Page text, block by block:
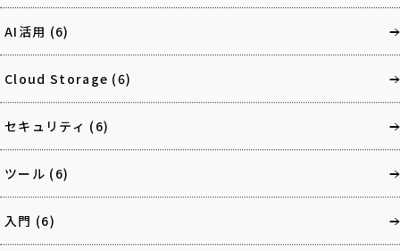
AI活用 (6)
Cloud Storage (6)
セキュリティ (6)
ツール (6)
入門 (6)